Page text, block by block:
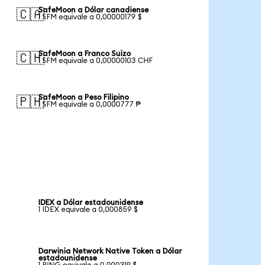
🇨🇦SafeMoon a Dólar canadiense
1 SFM equivale a 0,00000179 $
🇨🇭SafeMoon a Franco Suizo
1 SFM equivale a 0,00000103 CHF
🇵🇭SafeMoon a Peso Filipino
1 SFM equivale a 0,0000777 ₱
IDEX a Dólar estadounidense
1 IDEX equivale a 0,000859 $
Darwinia Network Native Token a Dólar
estadounidense